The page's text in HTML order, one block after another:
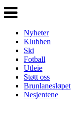
Veksle
navigasjon
Nyheter
Klubben
Ski
Fotball
Utleie
Støtt oss
Brunlanesløpet
Nesjentene